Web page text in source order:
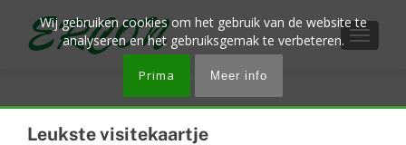
Wij gebruiken cookies om het gebruik van de website te
analyseren en het gebruiksgemak te verbeteren.
Prima Meer info
Leukste visitekaartje